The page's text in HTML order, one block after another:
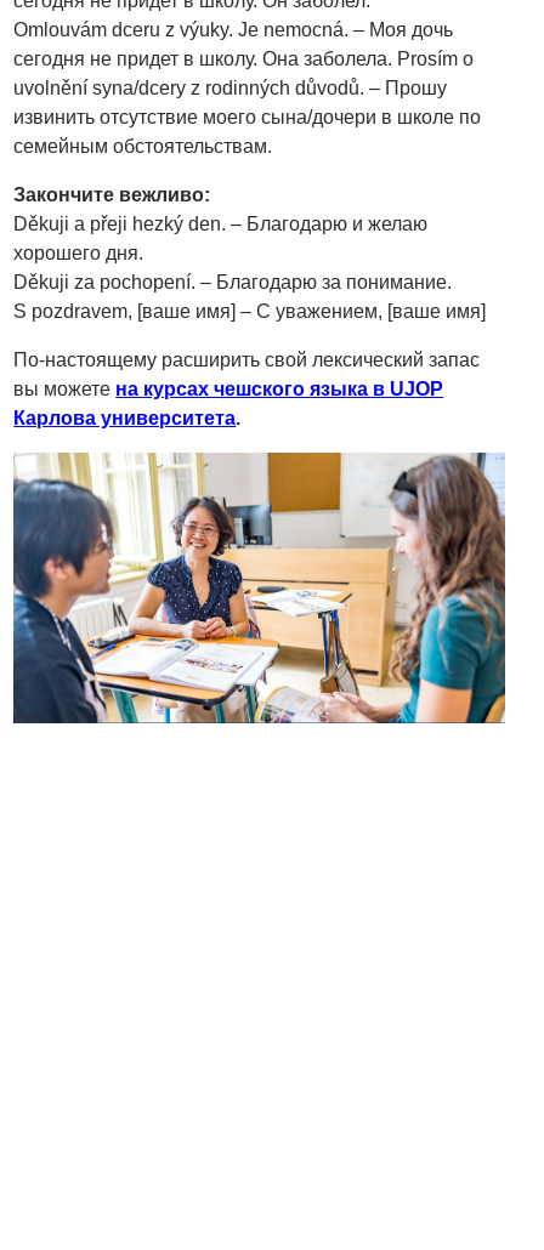
Omlouvám dceru z výuky. Je nemocná. – Моя дочь
сегодня не придет в школу. Она заболела. Prosím o
uvolnění syna/dcery z rodinných důvodů. – Прошу
извинить отсутствие моего сына/дочери в школе по
семейным обстоятельствам.
Закончите вежливо:
Děkuji a přeji hezký den. – Благодарю и желаю
хорошего дня.
Děkuji za pochopení. – Благодарю за понимание.
S pozdravem, [ваше имя] – С уважением, [ваше имя]
По-настоящему расширить свой лексический запас
вы можете на курсах чешского языка в UJOP
Карлова университета.